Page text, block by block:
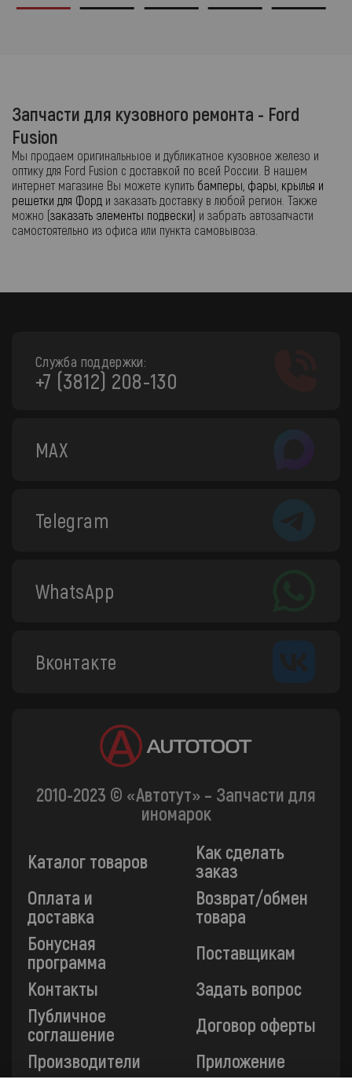
Запчасти для кузовного ремонта - Ford
Fusion
Мы продаем оригинальныое и дубликатное кузовное железо и
оптику для Ford Fusion с доставкой по всей России. В нашем
интернет магазине Вы можете купить бамперы, фары, крылья и
решетки для Форд и заказать доставку в любой регион. Также
можно (заказать элементы подвески) и забрать автозапчасти
самостоятельно из офиса или пункта самовывоза.
Служба поддержки:
+7 (3812) 208-130
MAX
Telegram
WhatsApp
Вконтакте
2010-2023 © «Автотут» – Запчасти для
иномарок
Каталог товаров
Как сделать
заказ
Оплата и
доставка
Возврат/обмен
товара
Бонусная
программа
Поставщикам
Контакты
Задать вопрос
Публичное
соглашение
Договор оферты
Производители
Приложение